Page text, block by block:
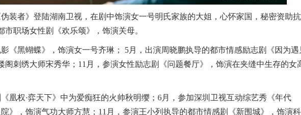
装者》登陆湖南卫视，在剧中饰演女一号明氏家族的大姐，心怀家国，秘密资助
职场女性剧《欢乐颂》，饰演关母。
《黑蝴蝶》，饰演女一号齐琳； 5月，出演周晓鹏执导的都市情感励志剧《因为遇
阁刺绣大师宋秀华；11月，参演女性励志剧《问题餐厅》，饰演在夹缝中生存的女
凰权·弈天下》中为爱痴狂的火帅秋明缨；6月，参加深圳卫视互动综艺秀《年代
》，饰演气功大师方慧；11月，参演王小列执导的都市情感剧《新围城》，饰演